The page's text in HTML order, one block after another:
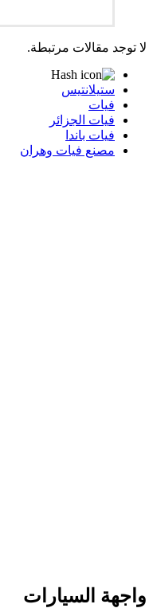
لا توجد مقالات مرتبطة.
ستيلانتيس
فيات
فيات الجزائر
فيات باندا
مصنع فيات وهران
واجهة السيارات